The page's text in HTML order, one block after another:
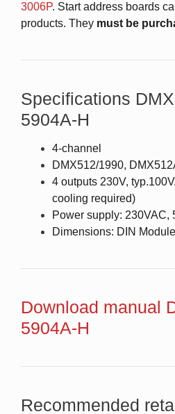
3006P. Start address boards
products. They must be
Specifications
5904A-H
4-channel
DMX512/1990,
4 outputs 230V,
cooling required)
Power supply: 230VAC,
Dimensions: DIN
Download manual
5904A-H
Recommended